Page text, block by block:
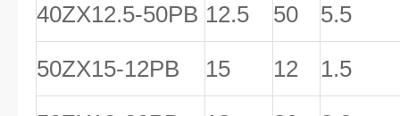
40ZX12.5-50PB 12.5 50 5.5
50ZX15-12PB 15 12 1.5